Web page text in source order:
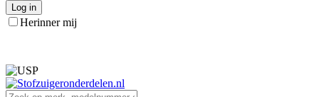
Log in
Herinner mij